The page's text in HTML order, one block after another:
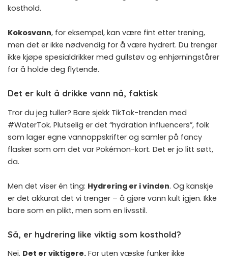
kosthold.
Kokosvann, for eksempel, kan være fint etter trening,
men det er ikke nødvendig for å være hydrert. Du trenger
ikke kjøpe spesialdrikker med gullstøv og enhjørningstårer
for å holde deg flytende.
Det er kult å drikke vann nå, faktisk
Tror du jeg tuller? Bare sjekk TikTok-trenden med
#WaterTok. Plutselig er det “hydration influencers”, folk
som lager egne vannoppskrifter og samler på fancy
flasker som om det var Pokémon-kort. Det er jo litt søtt,
da.
Men det viser én ting: Hydrering er i vinden. Og kanskje
er det akkurat det vi trenger – å gjøre vann kult igjen. Ikke
bare som en plikt, men som en livsstil.
Så, er hydrering like viktig som kosthold?
Nei. Det er viktigere. For uten væske funker ikke